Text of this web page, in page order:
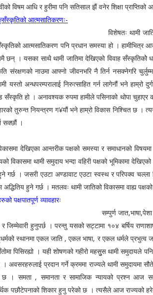
विषम आधि र हुरीमा पनि सतिसाल झैं वनेर शिक्षा प्राप्तिको
आत्मसातिकरणः-
रहेको विविध आन्तरीक
आत्मसातिकरण पनि प्रधान समस्या हो । हामीभित्र
छन् । यसका साथै थामी जातिमा देखिएको विवाह सँस्कृतिकोे
संरक्षणको नाउमा आफ्नो जीवनभरि नै तिर्न नसक्नेगरि
यस्तो अन्धपरम्परालाई निरुत्साहित गर्न लागेनौं भने
सँस्कृति हो । अनावश्यक रुपमा हामीले पसिनाको थोपा चुहाएर
तुरुन्त नियन्त्रण ग¥यौं भने हाम्रो विकास निश्चित छ ।
सक्छौं ।
आन्तरीक पक्षको समस्या र समाधानको विषयमा चर्चा
विकासमा थामी समुदाय भन्दा वहिरी पक्षको भूमिकामा
गर्छ । जसरी एउटा अण्डावाट एउटा स्वस्थ र परिपक्व
अद्धितिय हुने गर्छ । मतलवः थामी जातिको विकासमा वाह्य
पक्षपातपूर्ण व्यावहारः
र लिङ्गको साझा फूलवारी
र जिम्मेवारी हुनुपर्छ । परन्तु यसको सट्टामा १०४ बर्षिय
स्थानमा एकल जाति , एकल भाषा, र एकल धर्मले
पिसिरह्यो । यही शोषणको गहीरो महसुुस थामी समुदायले
। अवसरहरुलाई प्रदान गर्ने क्रममा राज्यले थामी समुदायमा
छ । समता , समानता र सामाजिक न्यायको प्रश्न
पछौटेपनाको शिकार हुनु परेको छ । त्यसैले आज राज्यको